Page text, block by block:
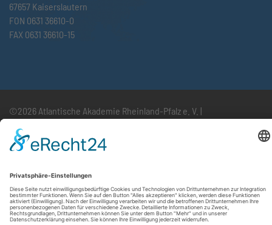
67657 Kaiserslautern
FON 0631 36610-0
FAX 0631 36610-15
©2026 Atlantische Akademie Rheinland-Pfalz e. V. |
Cookie-Einstellungen